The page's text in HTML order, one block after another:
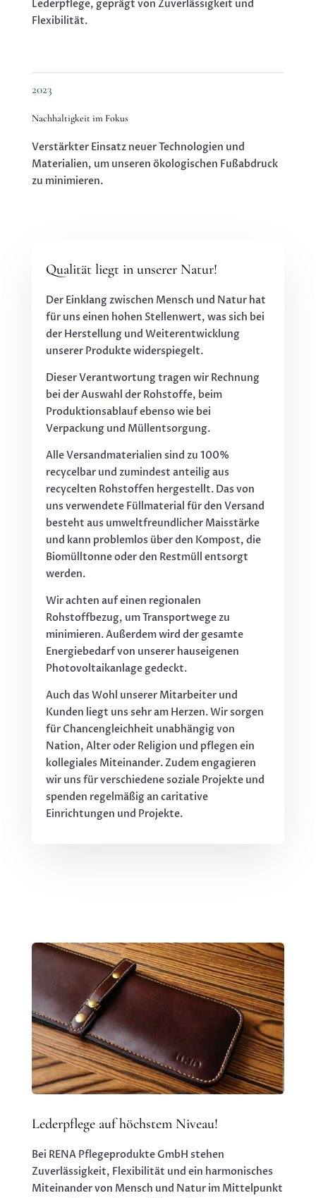
Lederpflege, geprägt von Zuverlässigkeit und
Flexibilität.
2023
Nachhaltigkeit im Fokus
Verstärkter Einsatz neuer Technologien und
Materialien, um unseren ökologischen Fußabdruck
zu minimieren.
Qualität liegt in unserer Natur!
Der Einklang zwischen Mensch und Natur hat
für uns einen hohen Stellenwert, was sich bei
der Herstellung und Weiterentwicklung
unserer Produkte widerspiegelt.
Dieser Verantwortung tragen wir Rechnung
bei der Auswahl der Rohstoffe, beim
Produktionsablauf ebenso wie bei
Verpackung und Müllentsorgung.
Alle Versandmaterialien sind zu 100%
recycelbar und zumindest anteilig aus
recycelten Rohstoffen hergestellt. Das von
uns verwendete Füllmaterial für den Versand
besteht aus umweltfreundlicher Maisstärke
und kann problemlos über den Kompost, die
Biomülltonne oder den Restmüll entsorgt
werden.
Wir achten auf einen regionalen
Rohstoffbezug, um Transportwege zu
minimieren. Außerdem wird der gesamte
Energiebedarf von unserer hauseigenen
Photovoltaikanlage gedeckt.
Auch das Wohl unserer Mitarbeiter und
Kunden liegt uns sehr am Herzen. Wir sorgen
für Chancengleichheit unabhängig von
Nation, Alter oder Religion und pflegen ein
kollegiales Miteinander. Zudem engagieren
wir uns für verschiedene soziale Projekte und
spenden regelmäßig an caritative
Einrichtungen und Projekte.
Lederpflege auf höchstem Niveau!
Bei RENA Pflegeprodukte GmbH stehen
Zuverlässigkeit, Flexibilität und ein harmonisches
Miteinander von Mensch und Natur im Mittelpunkt